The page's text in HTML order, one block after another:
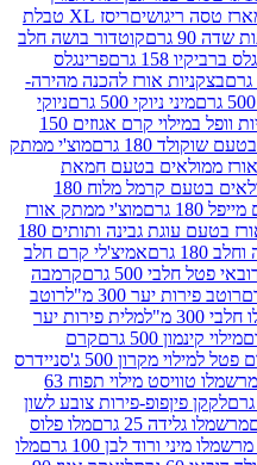
ריסז XL טבלת
קוטדור בושה חלב
פרינגלס
אורז להכנה מהירה-
500 גרם
ניוקי
גליליות וופל במילוי קרם אגוזים 150
מוצ'י ממתק
בטעם חמאת
מוצ'י ממתקי אורז ממולאים בטעם קרמל מלוח 180
מוצ'י ממתק אורז
מוצ'י ממתק אורז בטעם עוגת גבינה ותותים 180
אמיצ'לי קרם חלב
גרם
קרמבה
300 מ"ל
רוטב
מלית פירות יער
קרם
500 ג'
סניידרס
מלו מרשמלו טוויסט מילוי תפוח 63
פירות צובע לשון
גרם
מלו פלוס
לבן 100 גרם
מלו